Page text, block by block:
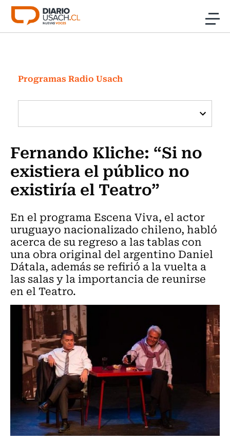
Click acá para ir directamente al contenido
Investigación
Cultura
Programas Radio y TV Usach
Programas Radio Usach
Fernando Kliche: “Si no
existiera el público no
existiría el Teatro”
En el programa Escena Viva, el actor
uruguayo nacionalizado chileno, habló
acerca de su regreso a las tablas con
una obra original del argentino Daniel
Dátala, además se refirió a la vuelta a
las salas y la importancia de reunirse
en el Teatro.